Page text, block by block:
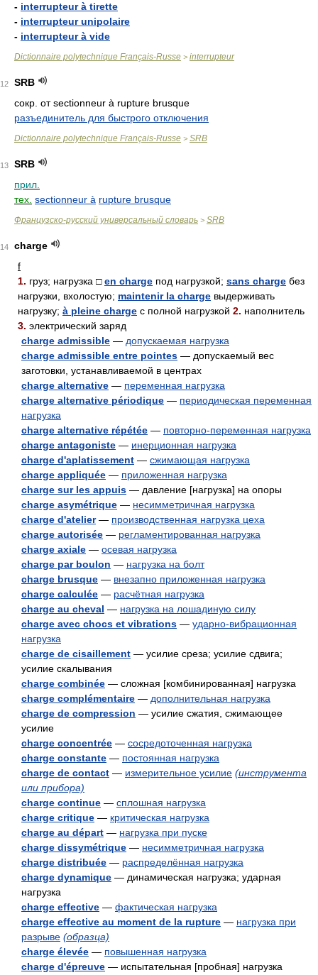
- interrupteur à tirette
- interrupteur unipolaire
- interrupteur à vide
Dictionnaire polytechnique Français-Russe > interrupteur
12
SRB
сокр. от sectionneur à rupture brusque
разъединитель для быстрого отключения
Dictionnaire polytechnique Français-Russe > SRB
13
SRB
прил.
тех. sectionneur à rupture brusque
Французско-русский универсальный словарь > SRB
14
charge
f
1. груз; нагрузка □en charge под нагрузкой; sans charge без
нагрузки, вхолостую; maintenir la charge выдерживать
нагрузку; à pleine charge с полной нагрузкой 2. наполнитель
3. электрический заряд
charge admissible — допускаемая нагрузка
charge admissible entre pointes — допускаемый вес
заготовки, устанавливаемой в центрах
charge alternative — переменная нагрузка
charge alternative périodique — периодическая переменная
нагрузка
charge alternative répétée — повторно-переменная нагрузка
charge antagoniste — инерционная нагрузка
charge d'aplatissement — сжимающая нагрузка
charge appliquée — приложенная нагрузка
charge sur les appuis — давление [нагрузка] на опоры
charge asymétrique — несимметричная нагрузка
charge d'atelier — производственная нагрузка цеха
charge autorisée — регламентированная нагрузка
charge axiale — осевая нагрузка
charge par boulon — нагрузка на болт
charge brusque — внезапно приложенная нагрузка
charge calculée — расчётная нагрузка
charge au cheval — нагрузка на лошадиную силу
charge avec chocs et vibrations — ударно-вибрационная
нагрузка
charge de cisaillement — усилие среза; усилие сдвига;
усилие скалывания
charge combinée — сложная [комбинированная] нагрузка
charge complémentaire — дополнительная нагрузка
charge de compression — усилие сжатия, сжимающее
усилие
charge concentrée — сосредоточенная нагрузка
charge constante — постоянная нагрузка
charge de contact — измерительное усилие (инструмента
или прибора)
charge continue — сплошная нагрузка
charge critique — критическая нагрузка
charge au départ — нагрузка при пуске
charge dissymétrique — несимметричная нагрузка
charge distribuée — распределённая нагрузка
charge dynamique — динамическая нагрузка; ударная
нагрузка
charge effective — фактическая нагрузка
charge effective au moment de la rupture — нагрузка при
разрыве (образца)
charge élevée — повышенная нагрузка
charge d'épreuve — испытательная [пробная] нагрузка